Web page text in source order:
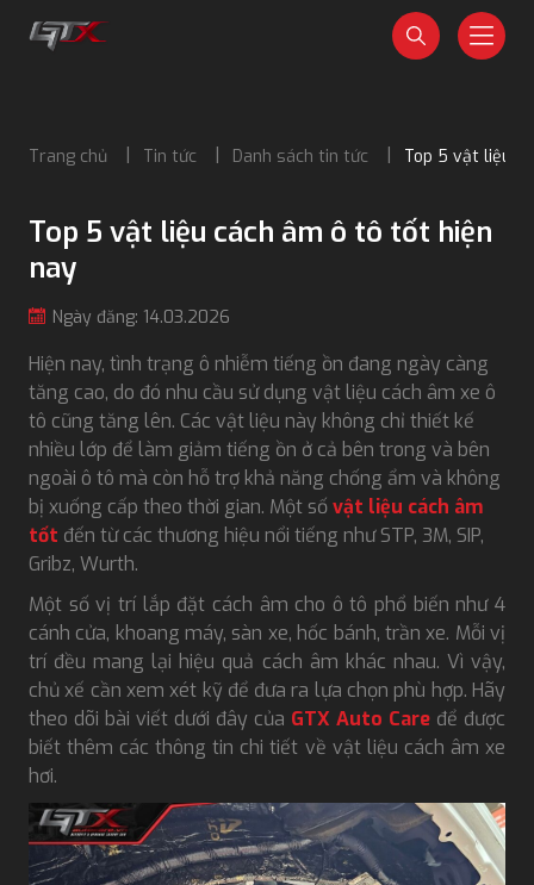
Trang chủ Tin tức Danh sách tin tức Top 5 vật liệu
Top 5 vật liệu cách âm ô tô tốt hiện
nay
Ngày đăng: 14.03.2026
Hiện nay, tình trạng ô nhiễm tiếng ồn đang ngày càng
tăng cao, do đó nhu cầu sử dụng vật liệu cách âm xe ô
tô cũng tăng lên. Các vật liệu này không chỉ thiết kế
nhiều lớp để làm giảm tiếng ồn ở cả bên trong và bên
ngoài ô tô mà còn hỗ trợ khả năng chống ẩm và không
bị xuống cấp theo thời gian. Một sốvật liệu cách âm
tốt đến từ các thương hiệu nổi tiếng như STP, 3M, SIP,
Gribz, Wurth.
Một số vị trí lắp đặt cách âm cho ô tô phổ biến như 4
cánh cửa, khoang máy, sàn xe, hốc bánh, trần xe. Mỗi vị
trí đều mang lại hiệu quả cách âm khác nhau. Vì vậy,
chủ xế cần xem xét kỹ để đưa ra lựa chọn phù hợp. Hãy
theo dõi bài viết dưới đây của GTX Auto Care để được
biết thêm các thông tin chi tiết về vật liệu cách âm xe
hơi.